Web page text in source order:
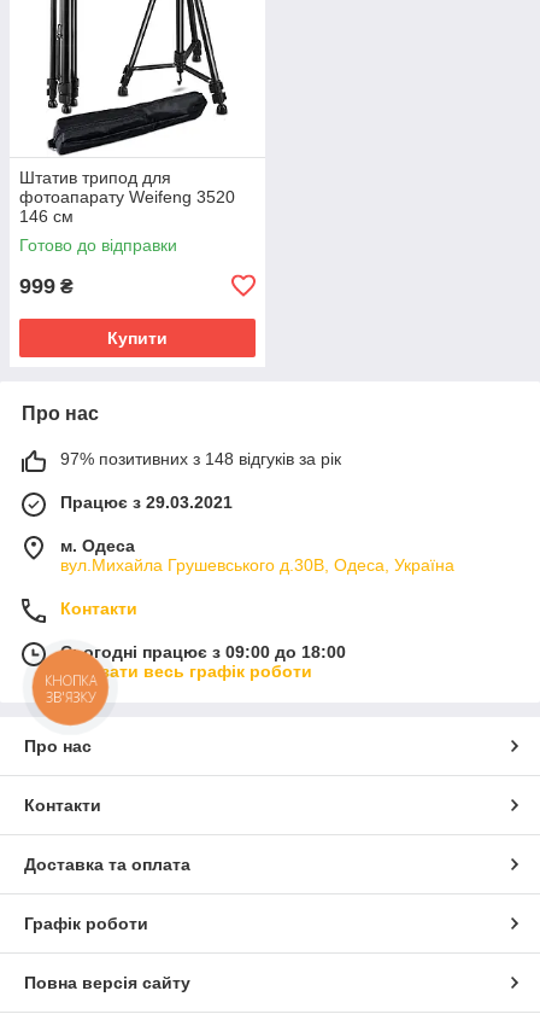
Штатив трипод для
фотоапарату Weifeng 3520
146 см
Готово до відправки
999 ₴
Купити
Про нас
97% позитивних з 148 відгуків за рік
Працює з 29.03.2021
м. Одеса
вул.Михайла Грушевського д.30В, Одеса, Україна
Контакти
Сьогодні працює з 09:00 до 18:00
Показати весь графік роботи
Про нас
Контакти
Доставка та оплата
Графік роботи
Повна версія сайту
КНОПКА
ЗВ'ЯЗКУ